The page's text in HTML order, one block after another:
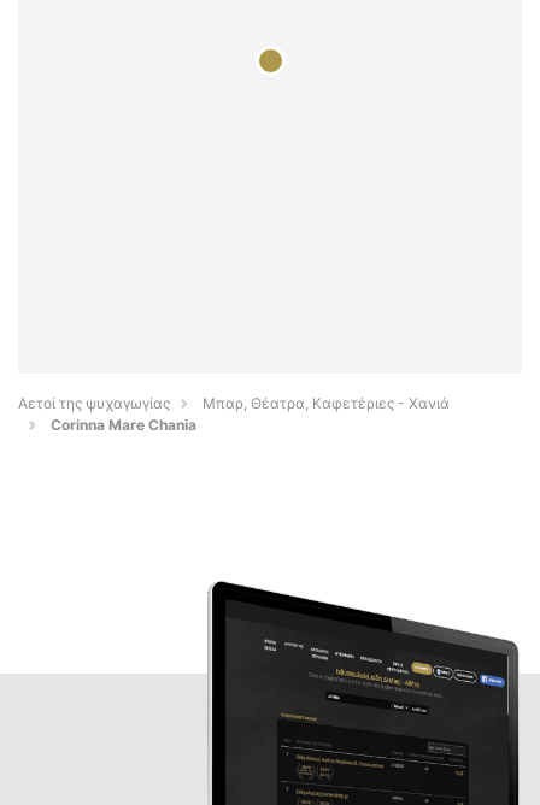
Αετοί της ψυχαγωγίας
Μπαρ, Θέατρα, Καφετέριες - Χανιά
Corinna Mare Chania